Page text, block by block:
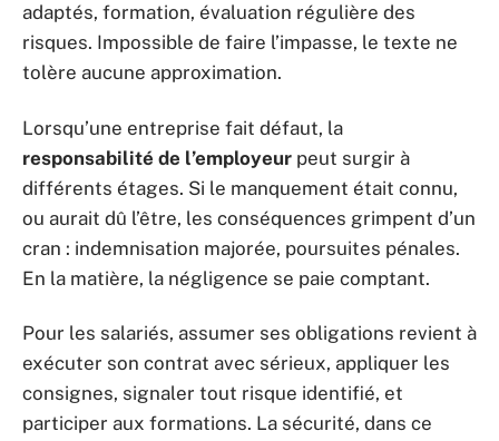
adaptés, formation, évaluation régulière des
risques. Impossible de faire l’impasse, le texte ne
tolère aucune approximation.
Lorsqu’une entreprise fait défaut, la
responsabilité de l’employeur peut surgir à
différents étages. Si le manquement était connu,
ou aurait dû l’être, les conséquences grimpent d’un
cran : indemnisation majorée, poursuites pénales.
En la matière, la négligence se paie comptant.
Pour les salariés, assumer ses obligations revient à
exécuter son contrat avec sérieux, appliquer les
consignes, signaler tout risque identifié, et
participer aux formations. La sécurité, dans ce